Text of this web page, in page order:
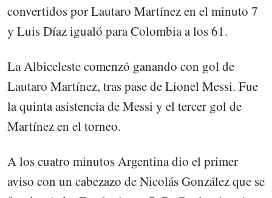
convertidos por Lautaro Martínez en el minuto 7
y Luis Díaz igualó para Colombia a los 61.
La Albiceleste comenzó ganando con gol de
Lautaro Martínez, tras pase de Lionel Messi. Fue
la quinta asistencia de Messi y el tercer gol de
Martínez en el torneo.
A los cuatro minutos Argentina dio el primer
aviso con un cabezazo de Nicolás González que se